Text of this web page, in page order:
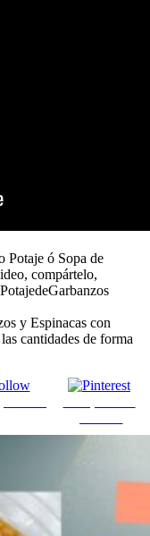
Potaje ó Sopa de
compártelo,
y Espinacas con
cantidades de forma